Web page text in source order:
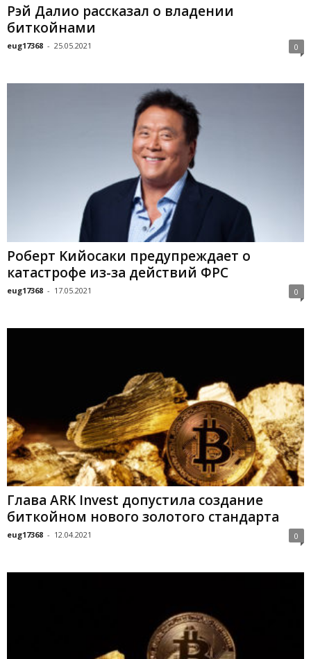
Рэй Далио рассказал о владении
биткойнами
eug17368 - 25.05.2021 0
Poбepт Kийocaки пpeдупpeждaeт o
кaтacтpoфe из-зa дeйcтвий ФPC
eug17368 - 17.05.2021 0
Глава ARK Invest допустила создание
биткойном нового золотого стандарта
eug17368 - 12.04.2021 0